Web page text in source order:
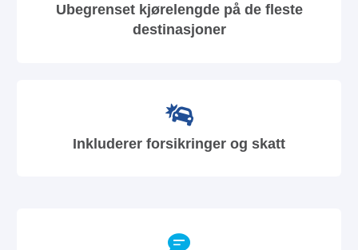
Ubegrenset kjørelengde på de fleste
destinasjoner
Inkluderer forsikringer og skatt